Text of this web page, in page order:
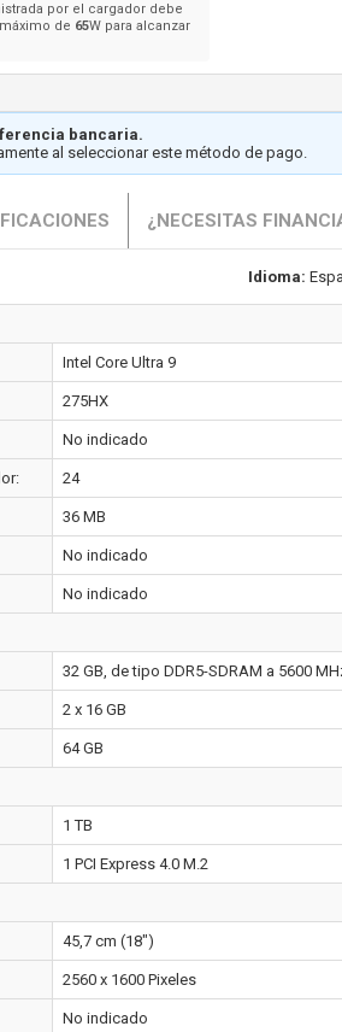
por el cargador debe
de 65W para alcanzar
bancaria.
al seleccionar este método de pago.
¿NECESITAS
Idioma:
Intel Core Ultra 9
275HX
No indicado
24
36 MB
No indicado
No indicado
32 GB, de tipo DDR5-SDRAM a 5600
2 x 16 GB
64 GB
1 TB
1 PCI Express 4.0 M.2
45,7 cm (18")
2560 x 1600 Pixeles
No indicado